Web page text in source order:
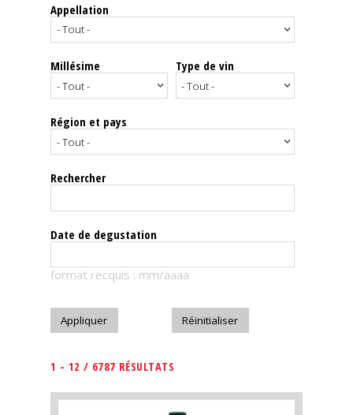
Spiritueux
Notes
dégustation
Le
magazine
Télécharger
Appellation
Millésime Type de vin
Région et pays
Rechercher
Date de degustation
format recquis : mm/aaaa
1 - 12 / 6787 RÉSULTATS